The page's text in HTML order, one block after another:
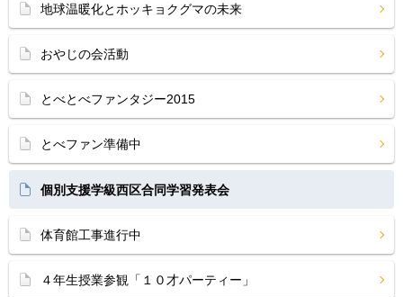
地球温暖化とホッキョクグマの未来
おやじの会活動
とべとべファンタジー2015
とべファン準備中
個別支援学級西区合同学習発表会
体育館工事進行中
４年生授業参観「１０才パーティー」